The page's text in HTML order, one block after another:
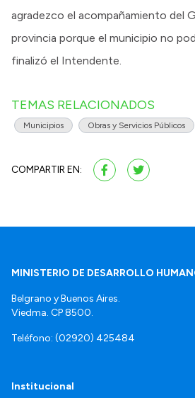
agradezco el acompañamiento del
provincia porque el municipio no
finalizó el Intendente.
TEMAS RELACIONADOS
Municipios Obras y Servicios Públicos
COMPARTIR EN:
MINISTERIO DE DESARROLLO
Belgrano y Buenos Aires.
Viedma. CP 8500.
Teléfono: (02920) 425484
Institucional